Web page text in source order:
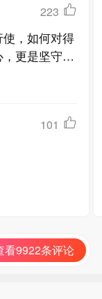
223
，如何对得
更是坚守党
101
看9922条评论